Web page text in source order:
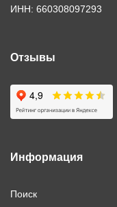
ИНН: 660308097293
Отзывы
Информация
Поиск